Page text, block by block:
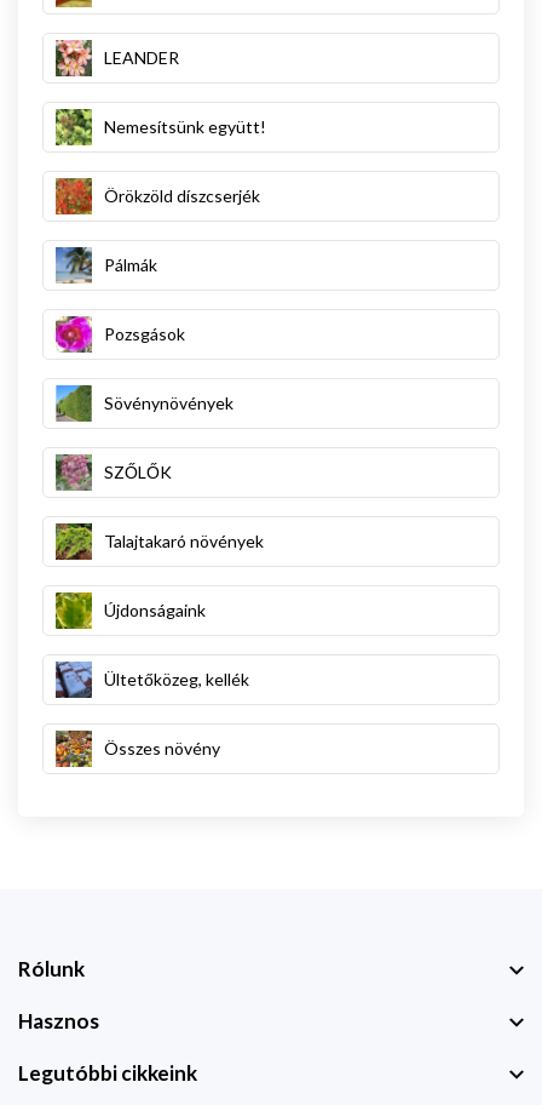
LEANDER
Nemesítsünk együtt!
Örökzöld díszcserjék
Pálmák
Pozsgások
Sövénynövények
SZŐLŐK
Talajtakaró növények
Újdonságaink
Ültetőközeg, kellék
Összes növény
Rólunk
Hasznos
Legutóbbi cikkeink